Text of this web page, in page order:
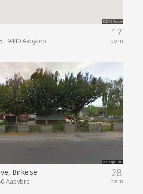
17
børn
, 9440 Aabybro
28
børn
Birkelse
Aabybro